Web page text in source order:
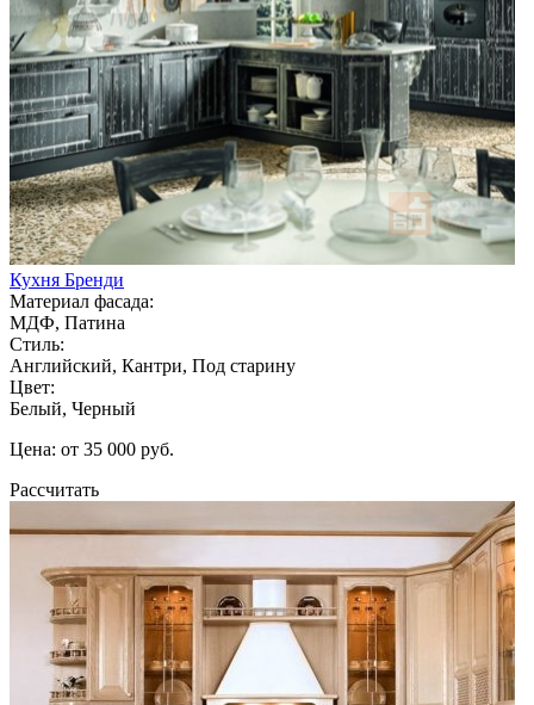
Кухня Бренди
Материал фасада:
МДФ, Патина
Стиль:
Английский, Кантри, Под старину
Цвет:
Белый, Черный
Цена: от 35 000 руб.
Рассчитать